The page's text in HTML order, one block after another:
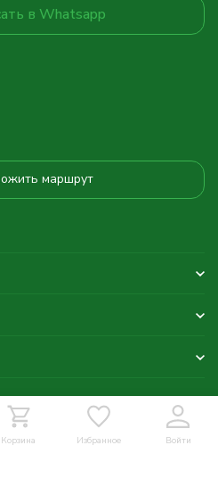
Корзина Избранное Войти
в Whatsapp
маршрут